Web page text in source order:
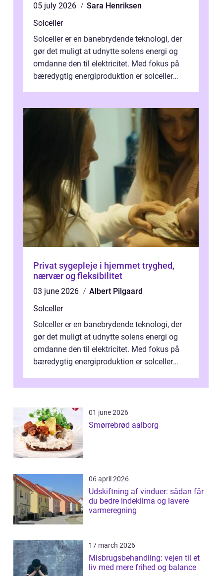
05 july 2026
Sara Henriksen
Solceller
Solceller er en banebrydende teknologi, der
gør det muligt at udnytte solens energi og
omdanne den til elektricitet. Med fokus på
bæredygtig energiproduktion er solceller
Privat sygepleje i hjemmet tryghed,
nærvær og fleksibilitet
03 june 2026
Albert Pilgaard
Solceller
Solceller er en banebrydende teknologi, der
gør det muligt at udnytte solens energi og
omdanne den til elektricitet. Med fokus på
bæredygtig energiproduktion er solceller
01 june 2026
Smørrebrød aalborg
06 april 2026
Udskiftning af vinduer: sådan får
du bedre indeklima og lavere
varmeregning
17 march 2026
Misbrugsbehandling: vejen til et
liv med mere frihed og balance